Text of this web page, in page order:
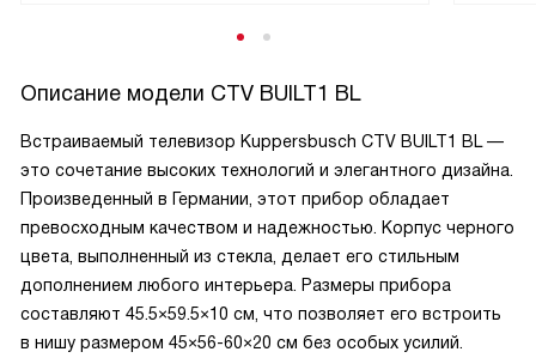
Описание модели CTV BUILT1 BL
Встраиваемый телевизор Kuppersbusch CTV BUILT1 BL —
это сочетание высоких технологий и элегантного дизайна.
Произведенный в Германии, этот прибор обладает
превосходным качеством и надежностью. Корпус черного
цвета, выполненный из стекла, делает его стильным
дополнением любого интерьера. Размеры прибора
составляют 45.5×59.5×10 см, что позволяет его встроить
в нишу размером 45×56-60×20 см без особых усилий.